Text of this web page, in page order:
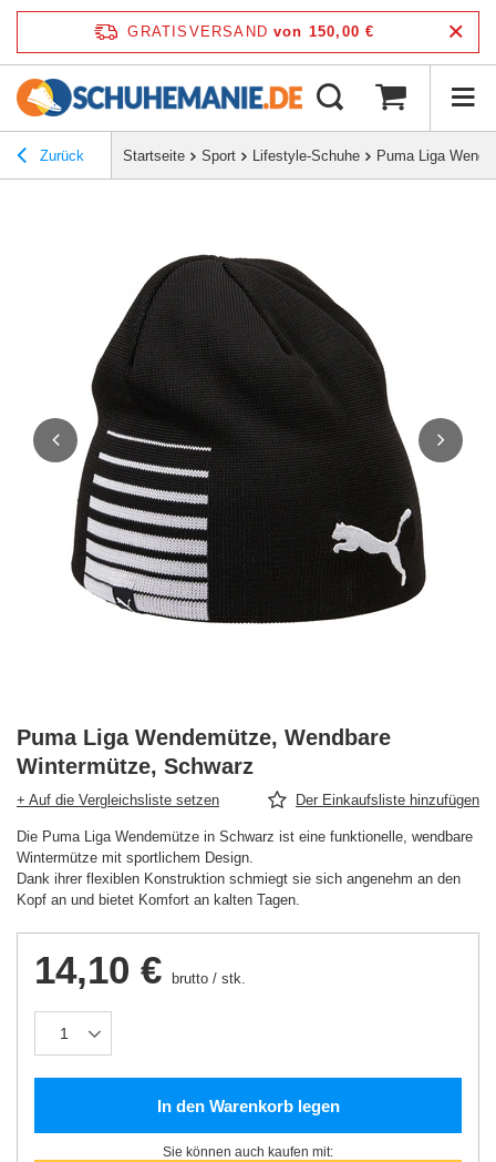
GRATISVERSAND von 150,00 €
Zurück Startseite Sport Lifestyle-Schuhe Puma Liga
Puma Liga Wendemütze, Wendbare
Wintermütze, Schwarz
+ Auf die Vergleichsliste setzen Der Einkaufsliste hinzufügen
Die Puma Liga Wendemütze in Schwarz ist eine funktionelle, wendbare
Wintermütze mit sportlichem Design.
Dank ihrer flexiblen Konstruktion schmiegt sie sich angenehm an den
Kopf an und bietet Komfort an kalten Tagen.
14,10 € brutto / stk.
In den Warenkorb legen
Sie können auch kaufen mit: